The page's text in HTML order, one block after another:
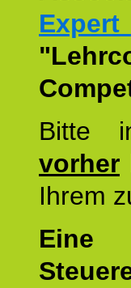
Bitte
vorher
Ihrem
Eine